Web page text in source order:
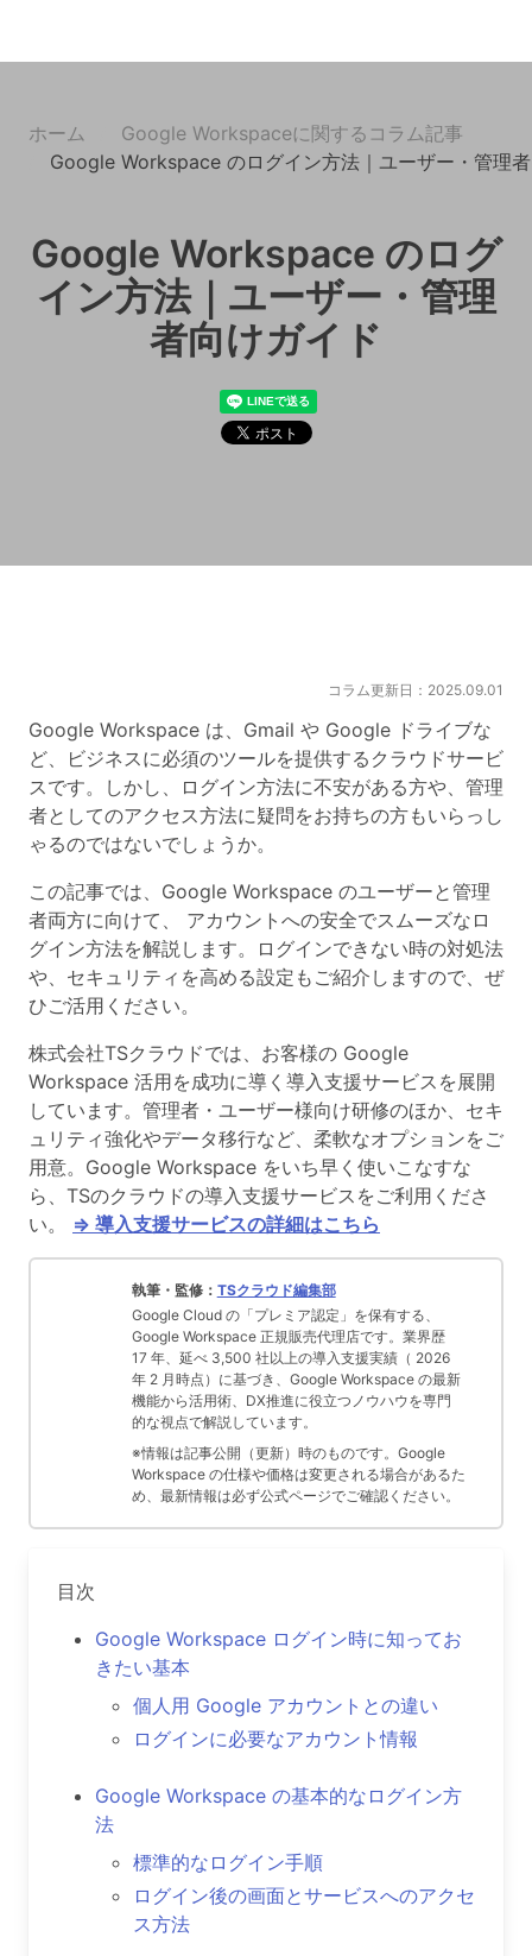
ホーム
Google Workspaceに関するコラム記事
Google Workspace のログイン方法｜ユーザー・管理
Google Workspace のログ
イン方法｜ユーザー・管理
者向けガイド
コラム更新日：2025.09.01
Google Workspace は、Gmail や Google ドライブな
ど、ビジネスに必須のツールを提供するクラウドサービ
スです。しかし、ログイン方法に不安がある方や、管理
者としてのアクセス方法に疑問をお持ちの方もいらっし
ゃるのではないでしょうか。
この記事では、Google Workspace のユーザーと管理
者両方に向けて、 アカウントへの安全でスムーズなロ
グイン方法を解説します。ログインできない時の対処法
や、セキュリティを高める設定もご紹介しますので、ぜ
ひご活用ください。
株式会社TSクラウドでは、お客様の Google
Workspace 活用を成功に導く導入支援サービスを展開
しています。管理者・ユーザー様向け研修のほか、セキ
ュリティ強化やデータ移行など、柔軟なオプションをご
用意。Google Workspace をいち早く使いこなすな
ら、TSのクラウドの導入支援サービスをご利用くださ
い。 ⇒ 導入支援サービスの詳細はこちら
執筆・監修： TSクラウド編集部
Google Cloud の「プレミア認定」を保有する、
Google Workspace 正規販売代理店です。業界歴
17 年、延べ 3,500 社以上の導入支援実績（ 2026
年 2 月時点）に基づき、Google Workspace の最新
機能から活用術、DX推進に役立つノウハウを専門
的な視点で解説しています。
※情報は記事公開（更新）時のものです。Google
Workspace の仕様や価格は変更される場合があるた
め、最新情報は必ず公式ページでご確認ください。
目次
Google Workspace ログイン時に知ってお
きたい基本
個人用 Google アカウントとの違い
ログインに必要なアカウント情報
Google Workspace の基本的なログイン方
法
標準的なログイン手順
ログイン後の画面とサービスへのアクセ
ス方法